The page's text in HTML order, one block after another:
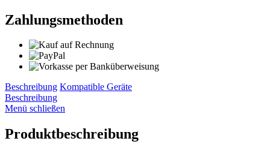
Zahlungsmethoden
Beschreibung Kompatible Geräte
Beschreibung
Menü schließen
Produktbeschreibung